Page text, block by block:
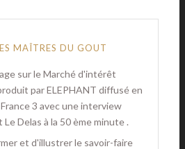
MAÎTRES DU GOUT
sur le Marché d'intérêt
par ELEPHANT diffusé en
3 avec une interview
Delas à la 50 ème minute .
et d'illustrer le savoir-faire